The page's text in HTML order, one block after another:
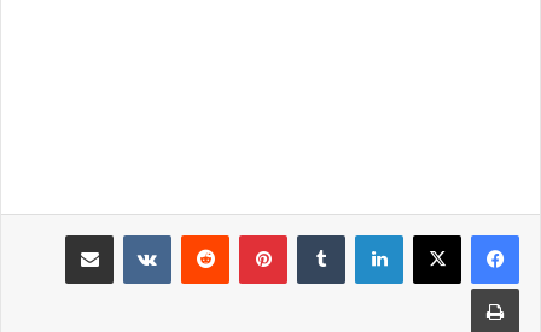
لينكدإن بينتيريست